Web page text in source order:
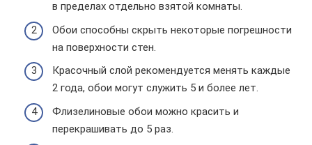
в пределах отдельно взятой комнаты.
Обои способны скрыть некоторые погрешности
на поверхности стен.
Красочный слой рекомендуется менять каждые
2 года, обои могут служить 5 и более лет.
Флизелиновые обои можно красить и
перекрашивать до 5 раз.